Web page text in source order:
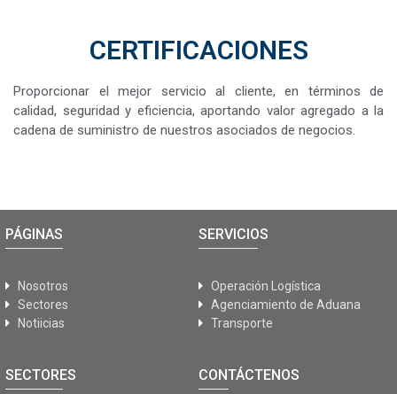
CERTIFICACIONES
Proporcionar el mejor servicio al cliente, en términos de
calidad, seguridad y eficiencia, aportando valor agregado a la
cadena de suministro de nuestros asociados de negocios.
PÁGINAS
Nosotros
Sectores
Notiicias
SERVICIOS
Operación Logística
Agenciamiento de Aduana
Transporte
SECTORES CONTÁCTENOS